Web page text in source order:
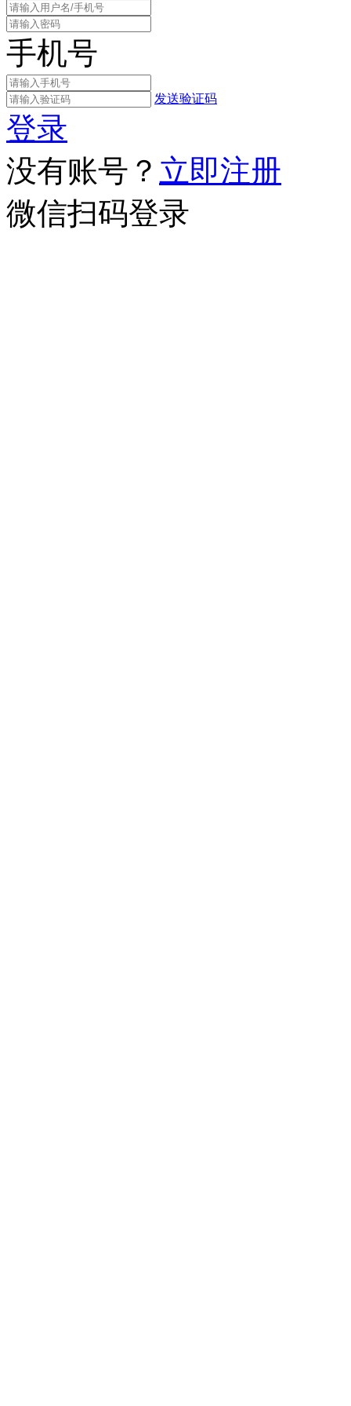
手机号
发送验证码
登录
没有账号？ 立即注册
微信扫码登录